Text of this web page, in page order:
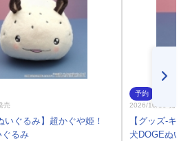
売
いぐるみ】超かぐや姫！
ぐるみ
予約
2026/10/30 発売
【グッズ-キ
犬DOGEぬい